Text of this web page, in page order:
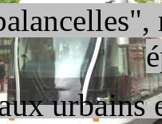
urbains